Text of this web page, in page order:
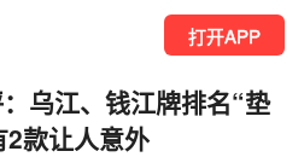
打开APP
乌江、钱江牌排名“垫
2款让人意外